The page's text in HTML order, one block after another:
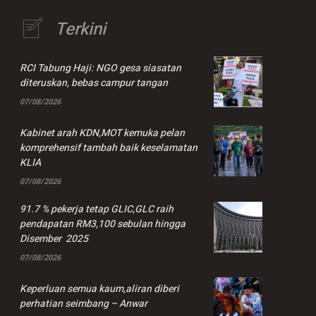
Terkini
RCI Tabung Haji: NGO gesa siasatan
diteruskan, bebas campur tangan
07/08/2026
Kabinet arah KDN,MOT kemuka pelan
komprehensif tambah baik keselamatan
KLIA
07/08/2026
91.7 % pekerja tetap GLIC,GLC raih
pendapatan RM3,100 sebulan hingga
Disember 2025
07/08/2026
Keperluan semua kaum,aliran diberi
perhatian seimbang – Anwar